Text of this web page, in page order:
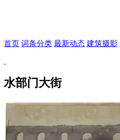
首页 词条分类 最新动态 建筑摄影
水部门大街